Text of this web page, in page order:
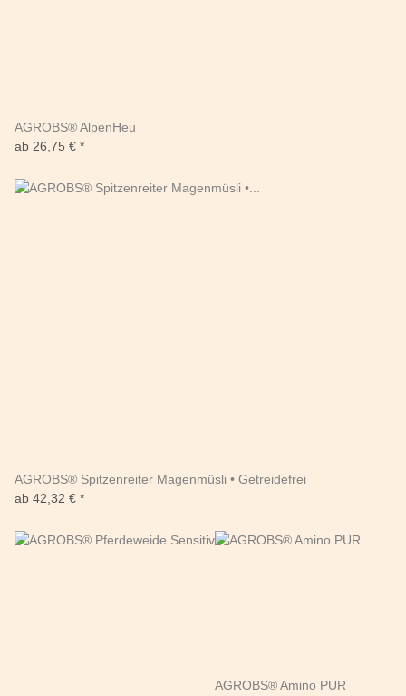
AGROBS® AlpenHeu
ab 26,75 € *
AGROBS® Spitzenreiter Magenmüsli • Getreidefrei
ab 42,32 € *
AGROBS® Amino PUR